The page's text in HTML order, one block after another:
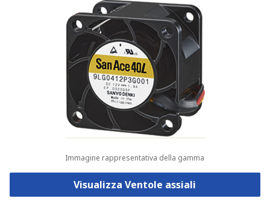
Immagine rappresentativa della gamma
Visualizza Ventole assiali